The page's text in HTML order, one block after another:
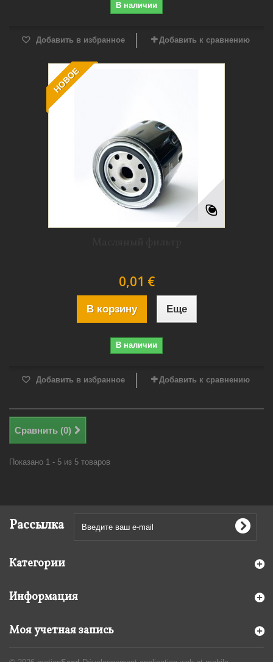
В наличии
Добавить в избранное Добавить к сравнению
НОВОЕ
0,01 €
В корзину Еще
В наличии
Добавить в избранное Добавить к сравнению
Сравнить (0)
Показано 1 - 5 из 5 товаров
Рассылка
Категории
Информация
Моя учетная запись